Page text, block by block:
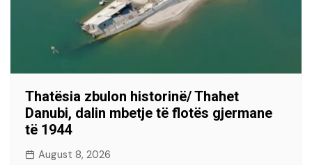
Thatësia zbulon historinë/ Thahet
Danubi, dalin mbetje të flotës gjermane
të 1944
August 8, 2026